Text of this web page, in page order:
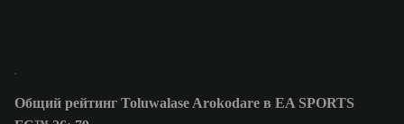
Общий рейтинг Toluwalase Arokodare в EA SPORTS